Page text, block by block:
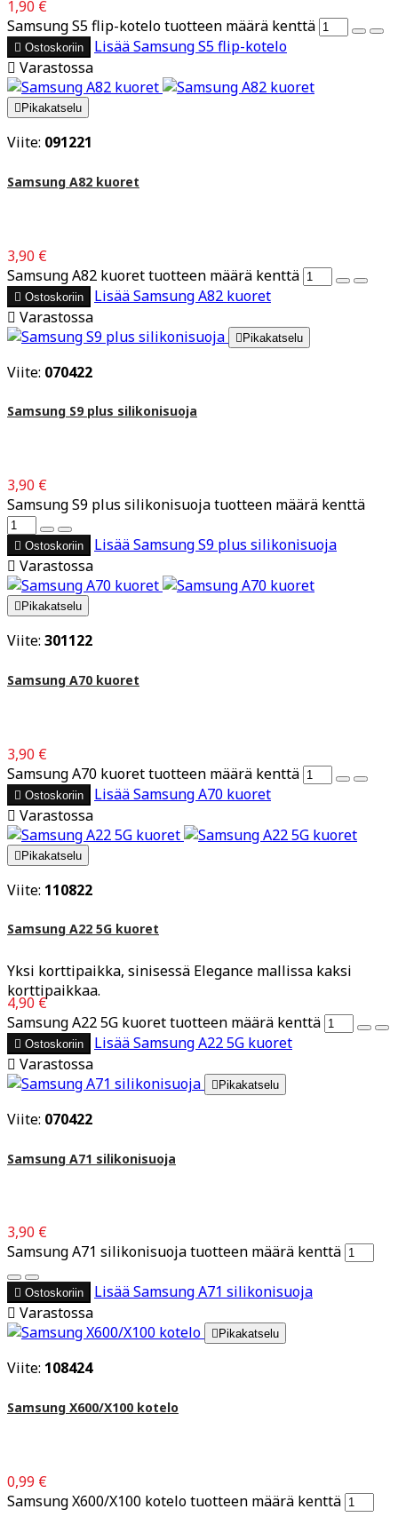
1,90 €
Samsung S5 flip-kotelo tuotteen määrä kenttä
 Ostoskoriin LisääSamsung S5 flip-kotelo
 Varastossa
 Pikakatselu
Viite: 091221
Samsung A82 kuoret
3,90 €
Samsung A82 kuoret tuotteen määrä kenttä
 Ostoskoriin LisääSamsung A82 kuoret
 Varastossa
Pikakatselu
Viite: 070422
Samsung S9 plus silikonisuoja
3,90 €
Samsung S9 plus silikonisuoja tuotteen määrä kenttä
 Ostoskoriin LisääSamsung S9 plus silikonisuoja
 Varastossa
 Pikakatselu
Viite: 301122
Samsung A70 kuoret
3,90 €
Samsung A70 kuoret tuotteen määrä kenttä
 Ostoskoriin LisääSamsung A70 kuoret
 Varastossa
Pikakatselu
Viite: 110822
Samsung A22 5G kuoret
Yksi korttipaikka, sinisessä Elegance mallissa kaksi
korttipaikkaa.
4,90 €
Samsung A22 5G kuoret tuotteen määrä kenttä
 Ostoskoriin LisääSamsung A22 5G kuoret
 Varastossa
 Pikakatselu
Viite: 070422
Samsung A71 silikonisuoja
3,90 €
Samsung A71 silikonisuoja tuotteen määrä kenttä
 Ostoskoriin LisääSamsung A71 silikonisuoja
 Varastossa
 Pikakatselu
Viite: 108424
Samsung X600/X100 kotelo
0,99 €
Samsung X600/X100 kotelo tuotteen määrä kenttä